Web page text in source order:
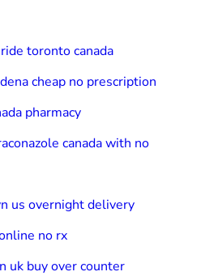
toronto canada
cheap no prescription
pharmacy
canada with no
us overnight delivery
no rx
uk buy over counter